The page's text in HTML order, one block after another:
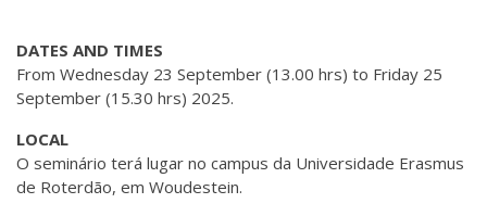
DATES AND TIMES
From Wednesday 23 September (13.00 hrs) to Friday 25
September (15.30 hrs) 2025.
LOCAL
O seminário terá lugar no campus da Universidade Erasmus
de Roterdão, em Woudestein.